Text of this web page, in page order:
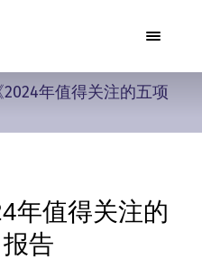
2024年值得关注的五项
年值得关注的
告